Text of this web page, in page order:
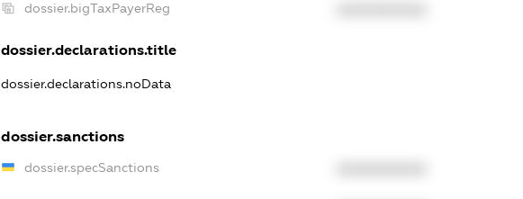
dossier.bigTaxPayerReg
dossier.declarations.title
dossier.declarations.noData
dossier.sanctions
dossier.specSanctions